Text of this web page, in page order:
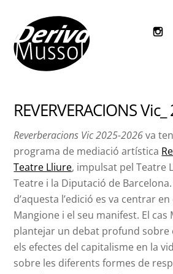
content
REVERVERACIONS
Reverberacions Vic 2025-2026va
programa de mediació artística
Teatre Lliure, impulsat pel Teatre
Teatre i la Diputació de
d’aquesta l’edició es va centrar
Mangione i el seu manifest. El cas
plantejar un debat profund sobre
els efectes del capitalisme en la
sobre les diferents formes de